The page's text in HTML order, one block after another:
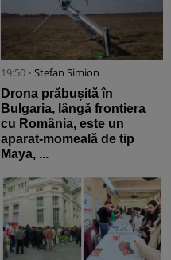
19:50 • Stefan Simion
Drona prăbușită în
Bulgaria, lângă frontiera
cu România, este un
aparat-momeală de tip
Maya, ...